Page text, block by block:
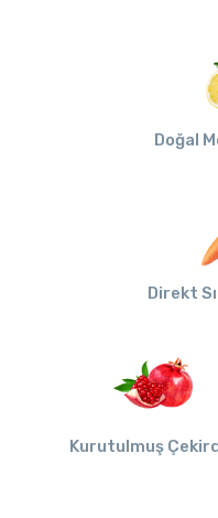
Doğal
Direkt
Kurutulmuş